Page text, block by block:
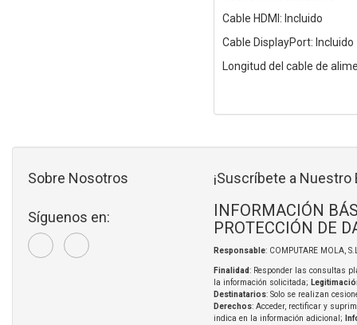
Cable HDMI: Incluido
Cable DisplayPort: Incluido
Longitud del cable de
Sobre Nosotros
Síguenos en:
¡Suscríbete a Nuestro
INFORMACIÓN
PROTECCIÓN DE
Responsable: COMPUTARE MOLA,
Finalidad: Responder las consultas
la información solicitada;
Destinatarios: Solo se realizan
Derechos: Acceder, rectificar y
indica en la información adicional;